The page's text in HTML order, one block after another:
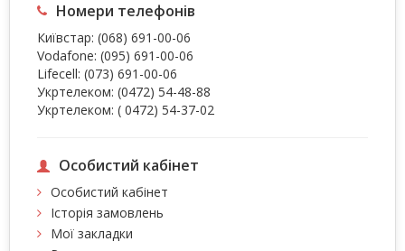
Номери телефонів
Київстар: (068) 691-00-06
Vodafone: (095) 691-00-06
Lifecell: (073) 691-00-06
Укртелеком: (0472) 54-48-88
Укртелеком: ( 0472) 54-37-02
Особистий кабінет
Особистий кабінет
Історія замовлень
Мої закладки